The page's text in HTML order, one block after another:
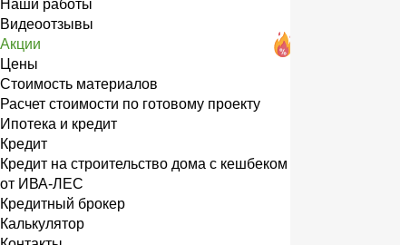
Наши работы
Видеоотзывы
Акции
Цены
Стоимость материалов
Расчет стоимости по готовому проекту
Ипотека и кредит
Кредит
Кредит на строительство дома с кешбеком
от ИВА-ЛЕС
Кредитный брокер
Калькулятор